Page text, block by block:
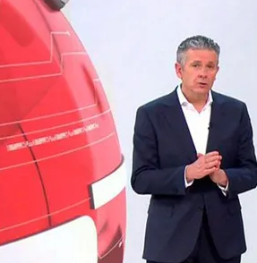
- 15:14h.
arrasa Chile
Unidos y Reino Unido
de los hutíes en Yemen
Mundial contra el cáncer